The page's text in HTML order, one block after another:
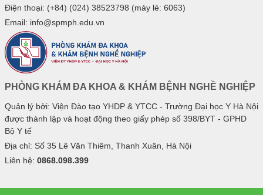
Điện thoại: (+84) (024) 38523798 (máy lẻ: 6063)
Email: info@spmph.edu.vn
PHÒNG KHÁM ĐA KHOA & KHÁM BỆNH NGHỀ NGHIỆP
Quản lý bởi: Viện Đào tạo YHDP & YTCC - Trường Đại học Y Hà Nội
được thành lập và hoạt động theo giấy phép số 398/BYT - GPHD
Bộ Y tế
Địa chỉ: Số 35 Lê Văn Thiêm, Thanh Xuân, Hà Nội
Liên hệ: 0868.098.399